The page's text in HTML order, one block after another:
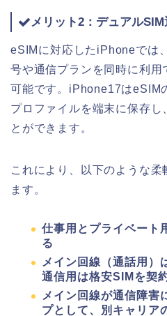
メリット2：デュアル
eSIMに対応したiPhoneでは
号や通信プランを同時に利
可能です。iPhone17はeSIM
プロファイルを端末に保存し
とができます。
これにより、以下のような柔
ます。
仕事用とプライベート
る
メイン回線（通話用）
通信用は格安SIMを契
メイン回線が通信障害
プとして、別キャリア